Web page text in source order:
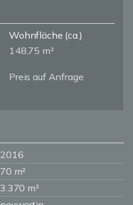
Wohnfläche (ca.)
148,75 m²
Preis auf Anfrage
2016
70 m²
3.370 m²